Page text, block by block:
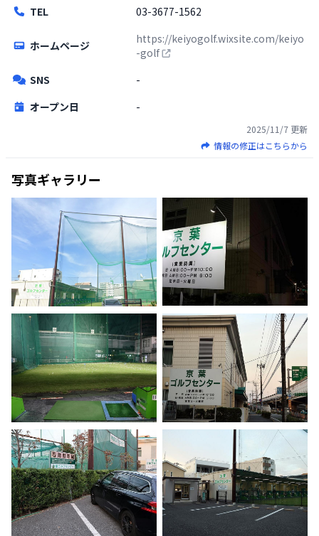
TEL 03-3677-1562
ホームページ
https://keiyogolf.wixsite.com/keiyo
-golf
SNS
-
オープン日
-
2025/11/7 更新
情報の修正はこちらから
写真ギャラリー